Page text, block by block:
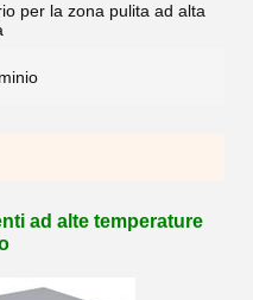
per la zona pulita ad alta
ad alte temperature